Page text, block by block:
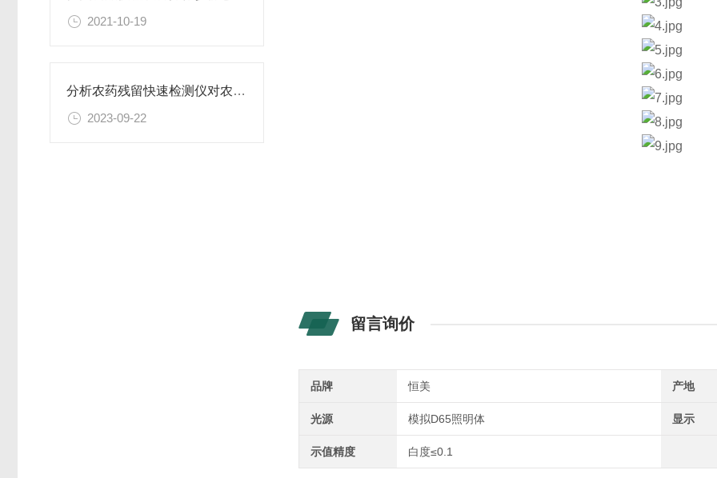
2021-10-19
分析农药残留快速检测仪对农产品安全的重要性
2023-09-22
留言询价
品牌 恒美 产地
光源 模拟D65照明体 显示
示值精度 白度≤0.1